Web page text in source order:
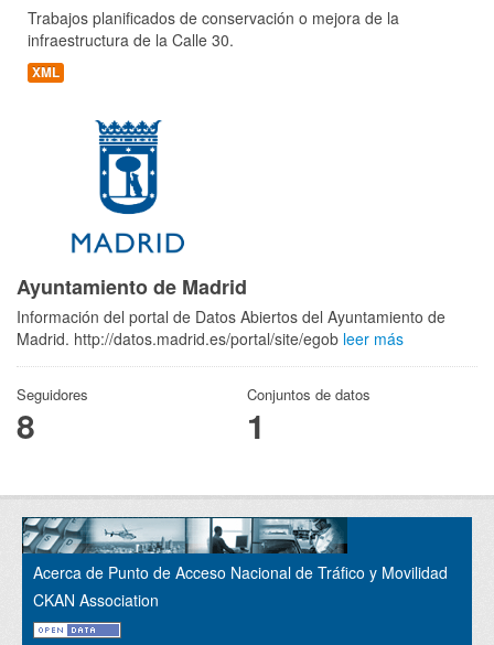
Trabajos planificados de conservación o mejora de la
infraestructura de la Calle 30.
XML
Ayuntamiento de Madrid
Información del portal de Datos Abiertos del Ayuntamiento de
Madrid. http://datos.madrid.es/portal/site/egob leer más
Seguidores
8
Conjuntos de datos
1
Acerca de Punto de Acceso Nacional de Tráfico y Movilidad
CKAN Association